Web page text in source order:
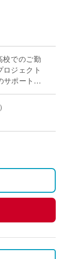
校でのご勤
ロジェクト
サポートに
ください！